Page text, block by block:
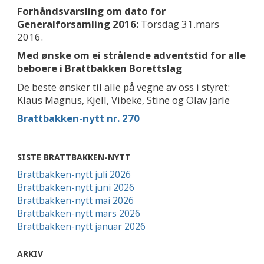
Forhåndsvarsling om dato for
Generalforsamling 2016: Torsdag 31.mars
2016.
Med ønske om ei strålende adventstid for alle
beboere i Brattbakken Borettslag
De beste ønsker til alle på vegne av oss i styret:
Klaus Magnus, Kjell, Vibeke, Stine og Olav Jarle
Brattbakken-nytt nr. 270
SISTE BRATTBAKKEN-NYTT
Brattbakken-nytt juli 2026
Brattbakken-nytt juni 2026
Brattbakken-nytt mai 2026
Brattbakken-nytt mars 2026
Brattbakken-nytt januar 2026
ARKIV